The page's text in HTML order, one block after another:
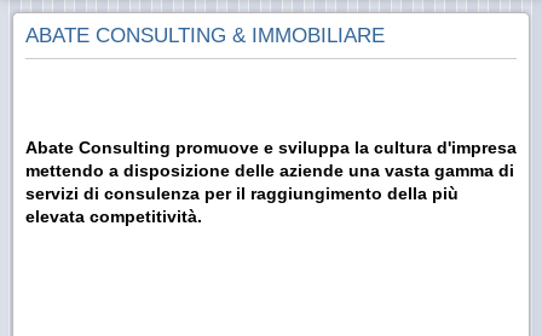
ABATE CONSULTING & IMMOBILIARE
Abate Consulting promuove e sviluppa la cultura d'impresa
mettendo a disposizione delle aziende una vasta gamma di
servizi di consulenza per il raggiungimento della più
elevata competitività.